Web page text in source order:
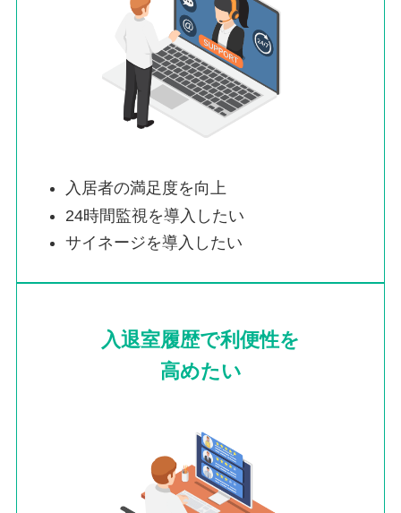
入居者の満足度を向上
24時間監視を導入したい
サイネージを導入したい
入退室履歴で利便性を
高めたい